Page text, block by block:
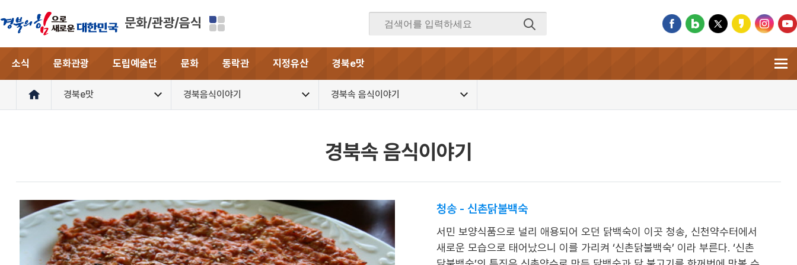
문화/관광/음식
소식 문화관광 도립예술단 문화 동락관 지정유산 경북e맛
경북e맛 경북음식이야기 경북속 음식이야기
경북속 음식이야기
청송 - 신촌닭불백숙
서민 보양식품으로 널리 애용되어 오던 닭백숙이 이곳 청송, 신천약수터에서
새로운 모습으로 태어났으니 이를 가리켜 ‘신촌닭불백숙’ 이라 부른다. ‘신촌